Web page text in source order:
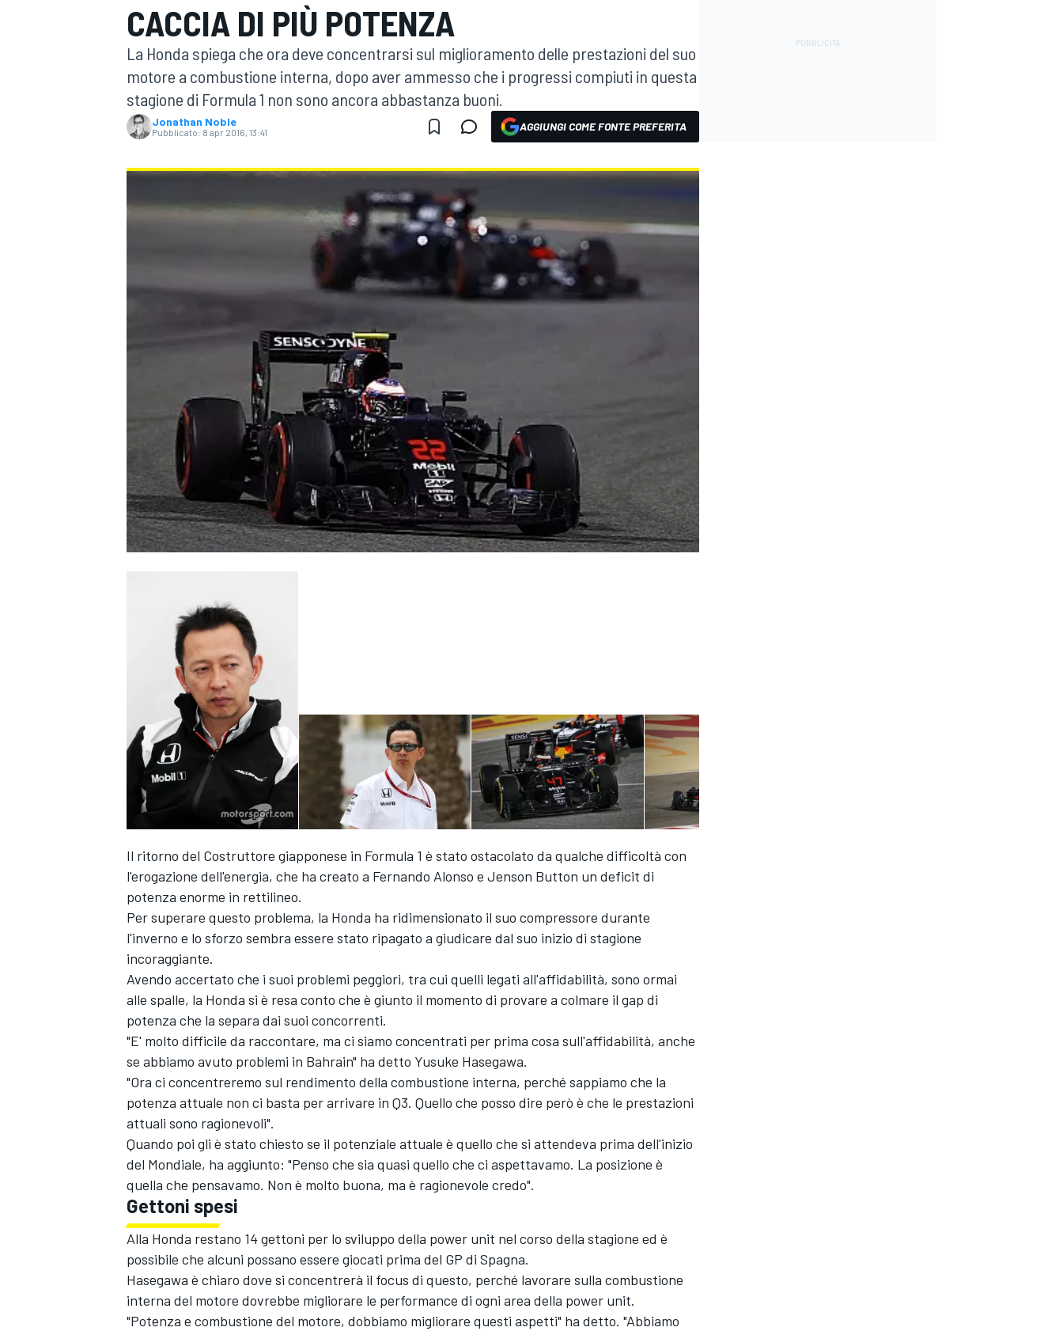
MOTOGP WEC
MONOPOSTO
CACCIA DI PIÙ POTENZA
La Honda spiega che ora deve concentrarsi sul miglioramento delle prestazioni del suo
motore a combustione interna, dopo aver ammesso che i progressi compiuti in questa
stagione di Formula 1 non sono ancora abbastanza buoni.
Jonathan Noble
Pubblicato: 8 apr 2016, 13:41 AGGIUNGI COME FONTE PREFERITA
Il ritorno del Costruttore giapponese in Formula 1 è stato ostacolato da qualche difficoltà con
l'erogazione dell'energia, che ha creato a Fernando Alonso e Jenson Button un deficit di
potenza enorme in rettilineo.
Per superare questo problema, la Honda ha ridimensionato il suo compressore durante
l'inverno e lo sforzo sembra essere stato ripagato a giudicare dal suo inizio di stagione
incoraggiante.
Avendo accertato che i suoi problemi peggiori, tra cui quelli legati all'affidabilità, sono ormai
alle spalle, la Honda si è resa conto che è giunto il momento di provare a colmare il gap di
potenza che la separa dai suoi concorrenti.
"E' molto difficile da raccontare, ma ci siamo concentrati per prima cosa sull'affidabilità, anche
se abbiamo avuto problemi in Bahrain" ha detto Yusuke Hasegawa.
"Ora ci concentreremo sul rendimento della combustione interna, perché sappiamo che la
potenza attuale non ci basta per arrivare in Q3. Quello che posso dire però è che le prestazioni
attuali sono ragionevoli".
Quando poi gli è stato chiesto se il potenziale attuale è quello che si attendeva prima dell'inizio
del Mondiale, ha aggiunto: "Penso che sia quasi quello che ci aspettavamo. La posizione è
quella che pensavamo. Non è molto buona, ma è ragionevole credo".
Gettoni spesi
Alla Honda restano 14 gettoni per lo sviluppo della power unit nel corso della stagione ed è
possibile che alcuni possano essere giocati prima del GP di Spagna.
Hasegawa è chiaro dove si concentrerà il focus di questo, perché lavorare sulla combustione
interna del motore dovrebbe migliorare le performance di ogni area della power unit.
"Potenza e combustione del motore, dobbiamo migliorare questi aspetti" ha detto. "Abbiamo